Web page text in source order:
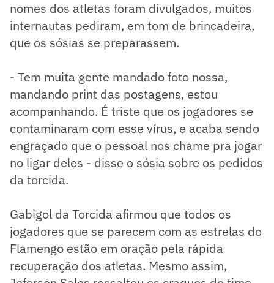
nomes dos atletas foram divulgados, muitos
internautas pediram, em tom de brincadeira,
que os sósias se preparassem.
- Tem muita gente mandado foto nossa,
mandando print das postagens, estou
acompanhando. É triste que os jogadores se
contaminaram com esse vírus, e acaba sendo
engraçado que o pessoal nos chame pra jogar
no ligar deles - disse o sósia sobre os pedidos
da torcida.
Gabigol da Torcida afirmou que todos os
jogadores que se parecem com as estrelas do
Flamengo estão em oração pela rápida
recuperação dos atletas. Mesmo assim,